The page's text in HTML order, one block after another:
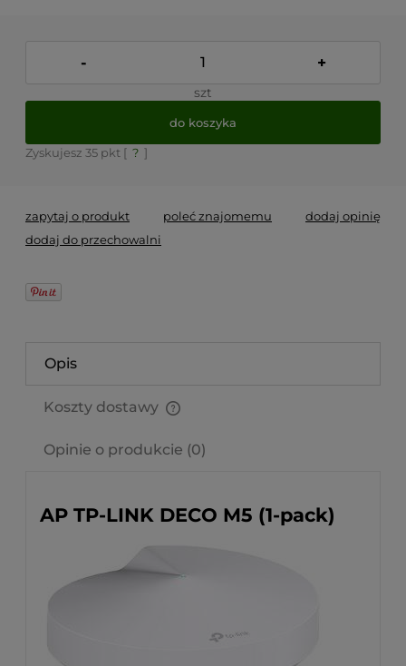
- +
szt
do koszyka
Zyskujesz 35 pkt [ ? ]
zapytaj o produkt poleć znajomemu
dodaj opinię
dodaj do przechowalni
Opis
Koszty dostawy
Opinie o produkcie (0)
AP TP-LINK DECO M5 (1-pack)